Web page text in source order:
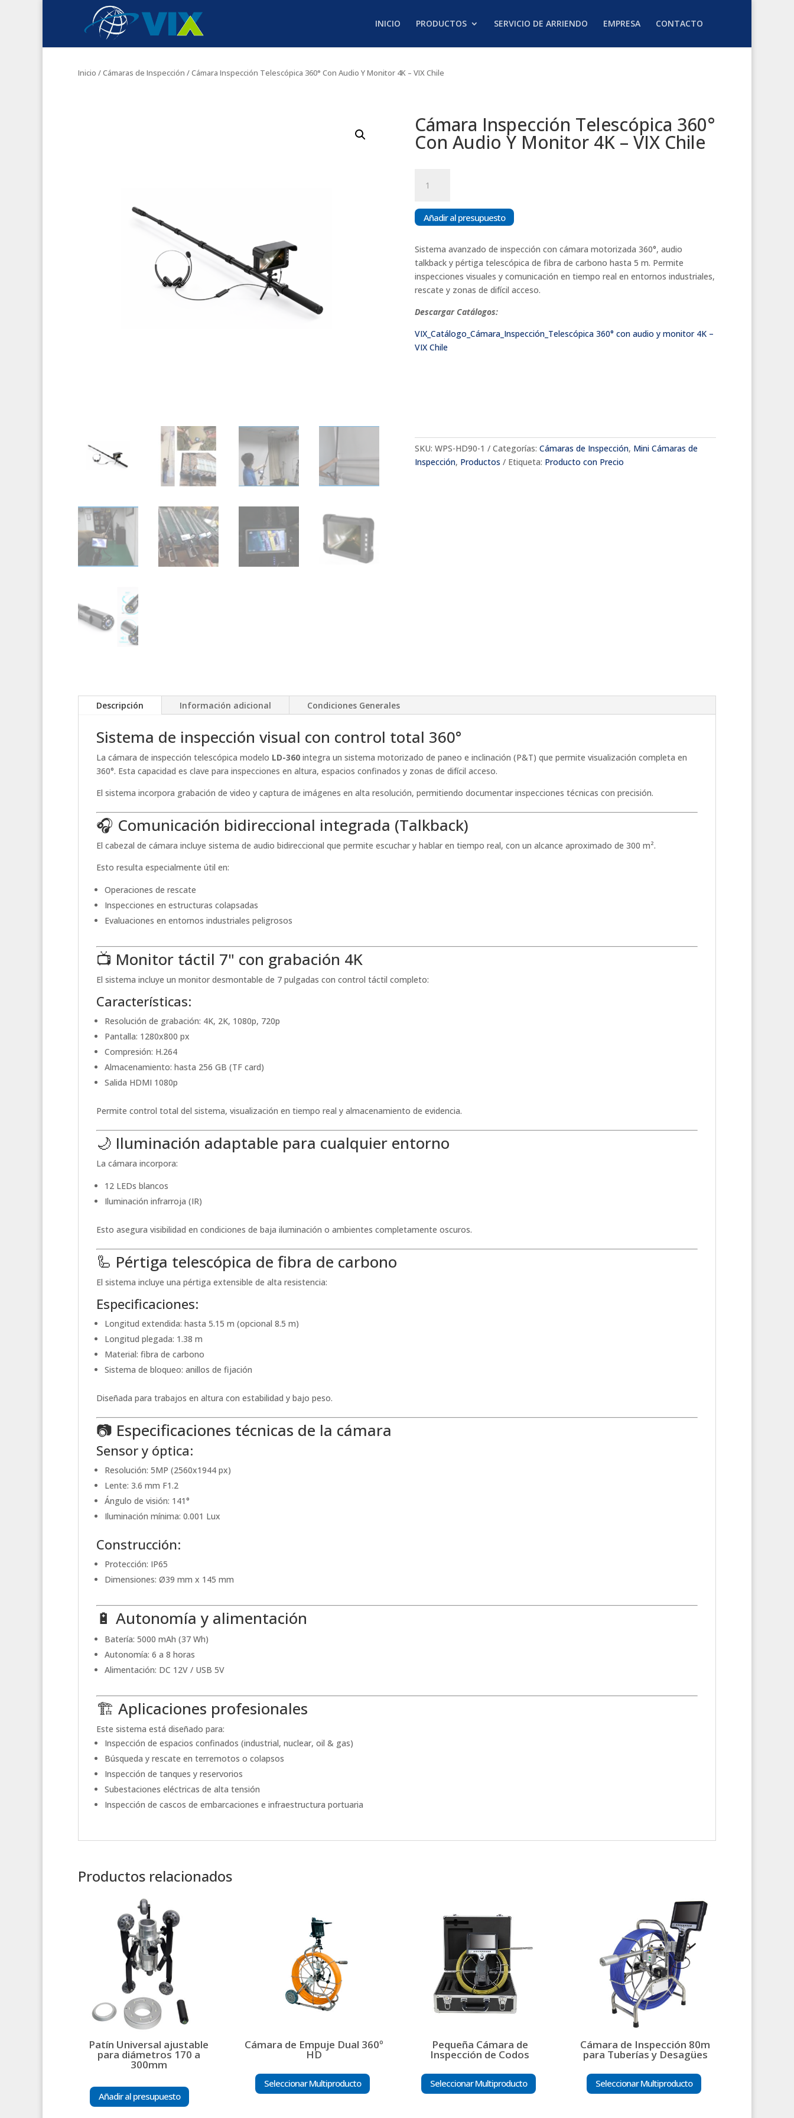
INICIO PRODUCTOS SERVICIO DE ARRIENDO EMPRESA CONTACTO
Inicio /Cámaras de Inspección / Cámara Inspección Telescópica 360° Con Audio Y Monitor 4K – VIX Chile
Cámara Inspección Telescópica 360°
Con Audio Y Monitor 4K – VIX Chile
Inspección
360°
Con
VIX
cantidad
Añadir al presupuesto
Sistema avanzado de inspección con cámara motorizada 360°, audio
talkback y pértiga telescópica de fibra de carbono hasta 5 m. Permite
inspecciones visuales y comunicación en tiempo real en entornos industriales,
rescate y zonas de difícil acceso.
Descargar Catálogos:
VIX_Catálogo_Cámara_Inspección_Telescópica 360° con audio y monitor 4K –
VIX Chile
SKU: WPS-HD90-1 Categorías: Cámaras de Inspección, Mini Cámaras de
Inspección, Productos Etiqueta: Producto con Precio
Descripción Información adicional Condiciones Generales
Sistema de inspección visual con control total 360°
La cámara de inspección telescópica modelo LD-360 integra un sistema motorizado de paneo e inclinación (P&T) que permite visualización completa en
360°. Esta capacidad es clave para inspecciones en altura, espacios confinados y zonas de difícil acceso.
El sistema incorpora grabación de video y captura de imágenes en alta resolución, permitiendo documentar inspecciones técnicas con precisión.
🎧 Comunicación bidireccional integrada (Talkback)
El cabezal de cámara incluye sistema de audio bidireccional que permite escuchar y hablar en tiempo real, con un alcance aproximado de 300 m².
Esto resulta especialmente útil en:
Operaciones de rescate
Inspecciones en estructuras colapsadas
Evaluaciones en entornos industriales peligrosos
📺 Monitor táctil 7" con grabación 4K
El sistema incluye un monitor desmontable de 7 pulgadas con control táctil completo:
Características:
Resolución de grabación: 4K, 2K, 1080p, 720p
Pantalla: 1280x800 px
Compresión: H.264
Almacenamiento: hasta 256 GB (TF card)
Salida HDMI 1080p
Permite control total del sistema, visualización en tiempo real y almacenamiento de evidencia.
🌙 Iluminación adaptable para cualquier entorno
La cámara incorpora:
12 LEDs blancos
Iluminación infrarroja (IR)
Esto asegura visibilidad en condiciones de baja iluminación o ambientes completamente oscuros.
🦾 Pértiga telescópica de fibra de carbono
El sistema incluye una pértiga extensible de alta resistencia:
Especificaciones:
Longitud extendida: hasta 5.15 m (opcional 8.5 m)
Longitud plegada: 1.38 m
Material: fibra de carbono
Sistema de bloqueo: anillos de fijación
Diseñada para trabajos en altura con estabilidad y bajo peso.
📷 Especificaciones técnicas de la cámara
Sensor y óptica:
Resolución: 5MP (2560x1944 px)
Lente: 3.6 mm F1.2
Ángulo de visión: 141°
Iluminación mínima: 0.001 Lux
Construcción:
Protección: IP65
Dimensiones: Ø39 mm x 145 mm
🔋 Autonomía y alimentación
Batería: 5000 mAh (37 Wh)
Autonomía: 6 a 8 horas
Alimentación: DC 12V / USB 5V
🏗️ Aplicaciones profesionales
Este sistema está diseñado para:
Inspección de espacios confinados (industrial, nuclear, oil & gas)
Búsqueda y rescate en terremotos o colapsos
Inspección de tanques y reservorios
Subestaciones eléctricas de alta tensión
Inspección de cascos de embarcaciones e infraestructura portuaria
Productos relacionados
Patín Universal ajustable
para diámetros 170 a
300mm
Añadir al presupuesto
Cámara de Empuje Dual 360º
HD
Seleccionar Multiproducto
Pequeña Cámara de
Inspección de Codos
Seleccionar Multiproducto
Cámara de Inspección 80m
para Tuberías y Desagües
Seleccionar Multiproducto